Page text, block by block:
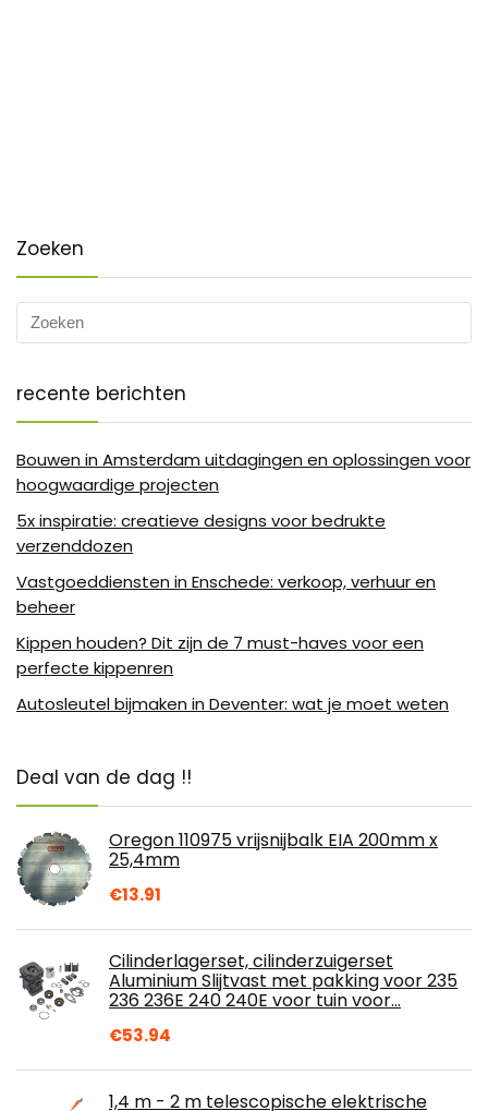
Zoeken
recente berichten
Bouwen in Amsterdam uitdagingen en oplossingen voor
hoogwaardige projecten
5x inspiratie: creatieve designs voor bedrukte
verzenddozen
Vastgoeddiensten in Enschede: verkoop, verhuur en
beheer
Kippen houden? Dit zijn de 7 must-haves voor een
perfecte kippenren
Autosleutel bijmaken in Deventer: wat je moet weten
Deal van de dag !!
Oregon 110975 vrijsnijbalk EIA 200mm x
25,4mm
€13.91
Cilinderlagerset, cilinderzuigerset
Aluminium Slijtvast met pakking voor 235
236 236E 240 240E voor tuin voor…
€53.94
1,4 m - 2 m telescopische elektrische